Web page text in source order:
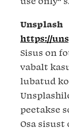
Unsplash
https://
Sisus on
vabalt
lubatud
peetakse
Osa